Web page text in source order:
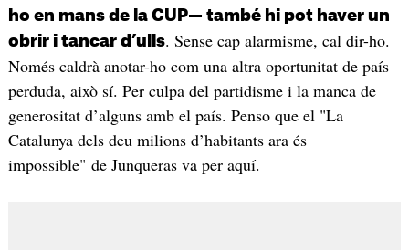
ho en mans de la CUP— també hi pot haver un
obrir i tancar d’ulls. Sense cap alarmisme, cal dir-ho.
Només caldrà anotar-ho com una altra oportunitat de país
perduda, això sí. Per culpa del partidisme i la manca de
generositat d’alguns amb el país. Penso que el "La
Catalunya dels deu milions d’habitants ara és
impossible" de Junqueras va per aquí.